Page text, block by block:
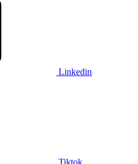
Linkedin
Tiktok